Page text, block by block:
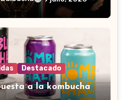
Destacado
a la kombucha